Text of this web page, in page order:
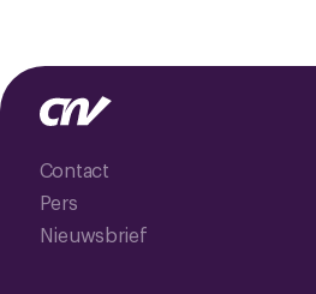
Contact
Pers
Nieuwsbrief